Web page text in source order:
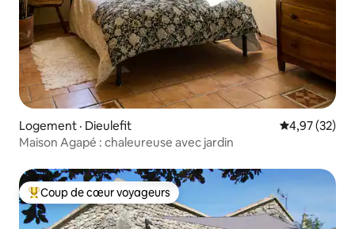
Logement · Dieulefit Note
4,97 (32)
Maison Agapé : chaleureuse avec jardin
Coup de cœur voyageurs parmi les plus aimés
Coup de cœur voyageurs